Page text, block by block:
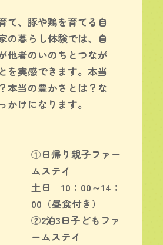
て、豚や鶏を育てる自
の暮らし体験では、自
他者のいのちとつなが
を実感できます。本当
本当の豊かさとは？な
かけになります。
①日帰り親子ファー
ムステイ
土日 10：00～14：
00（昼食付き）
②2泊3日子どもファ
ームステイ